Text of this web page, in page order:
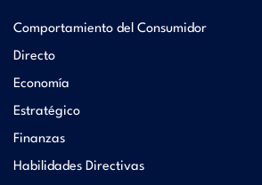
Comportamiento del Consumidor
Directo
Economía
Estratégico
Finanzas
Habilidades Directivas